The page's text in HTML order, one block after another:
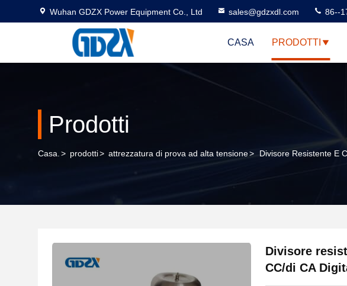
Wuhan GDZX Power Equipment Co., Ltd sales@gdzxdl.com 86--
CASA PRODOTTI
Prodotti
Casa. > prodotti> attrezzatura di prova ad alta tensione> Divisore Resistente E
Divisore
CC/di CA